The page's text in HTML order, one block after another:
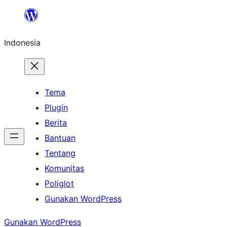
Lewati
konten
Indonesia
Tema
Plugin
Berita
Bantuan
Tentang
Komunitas
Poliglot
Gunakan WordPress
Gunakan WordPress